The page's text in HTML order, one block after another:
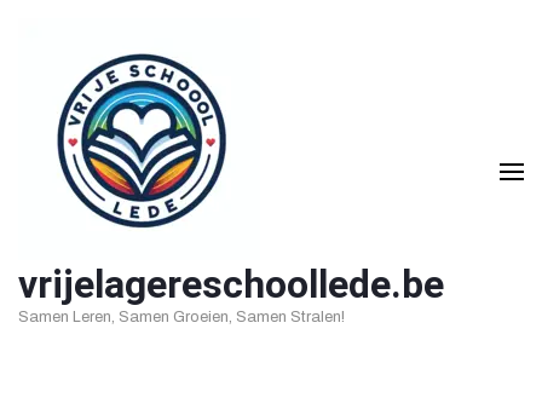
inhoud
vrijelagereschoollede.be
Samen Leren, Samen Groeien, Samen Stralen!